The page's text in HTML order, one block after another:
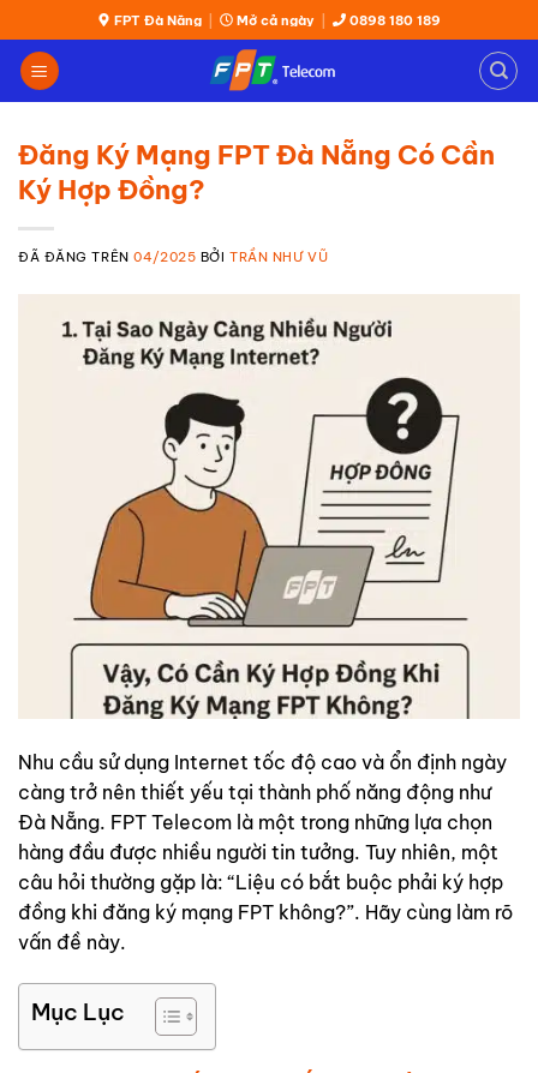
đến
nội
dung
FPT Đà Nẵng Mở cả ngày 0898 180 189
Đăng Ký Mạng FPT Đà Nẵng Có Cần
Ký Hợp Đồng?
ĐÃ ĐĂNG TRÊN04/2025 BỞITRẦN NHƯ VŨ
Nhu cầu sử dụng Internet tốc độ cao và ổn định ngày
càng trở nên thiết yếu tại thành phố năng động như
Đà Nẵng. FPT Telecom là một trong những lựa chọn
hàng đầu được nhiều người tin tưởng. Tuy nhiên, một
câu hỏi thường gặp là: “Liệu có bắt buộc phải ký hợp
đồng khi đăng ký mạng FPT không?”. Hãy cùng làm rõ
vấn đề này.
Mục Lục